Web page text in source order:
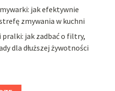
jak efektywnie
zmywania w kuchni
pralki: jak zadbać o filtry,
dla dłuższej żywotności